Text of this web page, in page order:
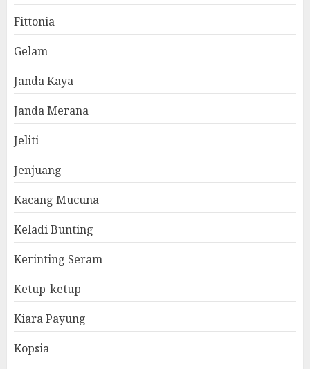
Fittonia
Gelam
Janda Kaya
Janda Merana
Jeliti
Jenjuang
Kacang Mucuna
Keladi Bunting
Kerinting Seram
Ketup-ketup
Kiara Payung
Kopsia